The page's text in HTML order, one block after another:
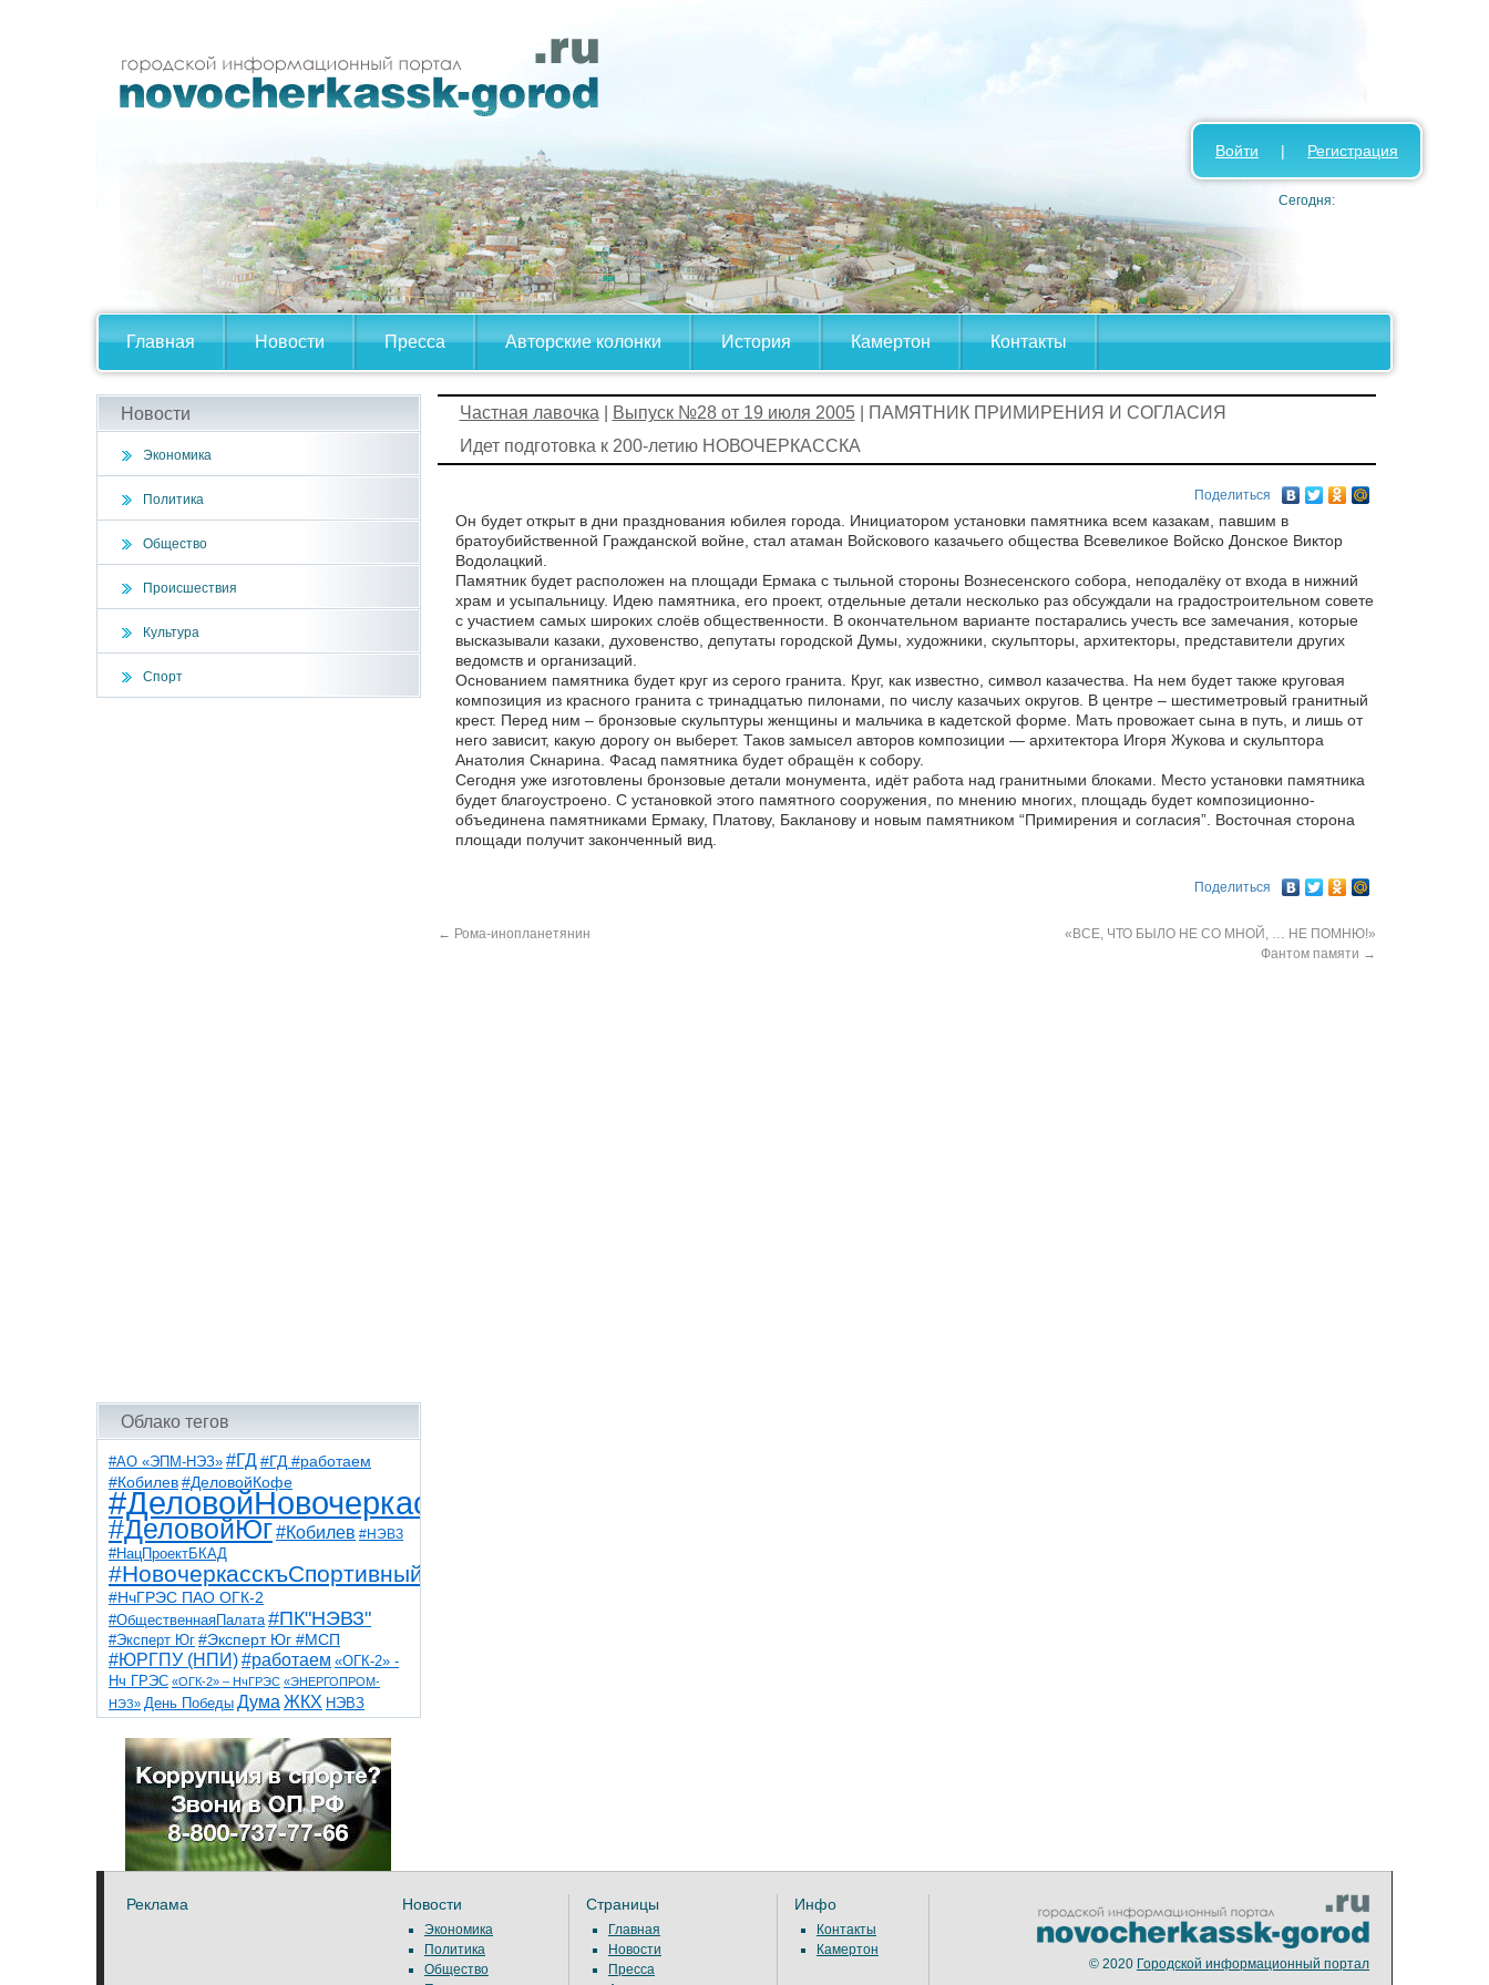
Главная Новости Пресса Авторские колонки История Камертон Контакты
Войти | Регистрация
Сегодня:
Новости
Экономика
Политика
Общество
Происшествия
Культура
Спорт
Облако тегов
#АО «ЭПМ-НЭЗ» #ГД #ГД #работаем
#Кобилев #ДеловойКофе
#ДеловойНовочеркасск
#ДеловойЮг#Кобилев #НЭВЗ
#НацПроектБКАД
#НовочеркасскъСпортивный
#НчГРЭС ПАО ОГК-2
#ОбщественнаяПалата #ПК"НЭВЗ"
#Эксперт Юг #Эксперт Юг #МСП
#ЮРГПУ (НПИ)#работаем «ОГК-2» -
Нч ГРЭС «ОГК-2» – НчГРЭС «ЭНЕРГОПРОМ-
НЭЗ» День Победы Дума ЖКХ НЭВЗ
НчГРЭС ТНТ
благоустройствоветераны выборы
детидороги казаки коррупция космос
общественная палата парк пожар роща
спорт театр транспорт художники
Частная лавочка Выпуск №28 от 19 июля 2005| ПАМЯТНИК ПРИМИРЕНИЯ И СОГЛАСИЯ
Идет подготовка к 200-летию НОВОЧЕРКАССКА
Поделиться
Он будет открыт в дни празднования юбилея города. Инициатором установки памятника всем казакам, павшим в
братоубийственной Гражданской войне, стал атаман Войскового казачьего общества Всевеликое Войско Донское Виктор
Водолацкий.
Памятник будет расположен на площади Ермака с тыльной стороны Вознесенского собора, неподалёку от входа в нижний
храм и усыпальницу. Идею памятника, его проект, отдельные детали несколько раз обсуждали на градостроительном совете
с участием самых широких слоёв общественности. В окончательном варианте постарались учесть все замечания, которые
высказывали казаки, духовенство, депутаты городской Думы, художники, скульпторы, архитекторы, представители других
ведомств и организаций.
Основанием памятника будет круг из серого гранита. Круг, как известно, символ казачества. На нем будет также круговая
композиция из красного гранита с тринадцатью пилонами, по числу казачьих округов. В центре – шестиметровый гранитный
крест. Перед ним – бронзовые скульптуры женщины и мальчика в кадетской форме. Мать провожает сына в путь, и лишь от
него зависит, какую дорогу он выберет. Таков замысел авторов композиции — архитектора Игоря Жукова и скульптора
Анатолия Скнарина. Фасад памятника будет обращён к собору.
Сегодня уже изготовлены бронзовые детали монумента, идёт работа над гранитными блоками. Место установки памятника
будет благоустроено. С установкой этого памятного сооружения, по мнению многих, площадь будет композиционно-
объединена памятниками Ермаку, Платову, Бакланову и новым памятником “Примирения и согласия”. Восточная сторона
площади получит законченный вид.
Поделиться
← Рома-инопланетянин
«ВСЕ, ЧТО БЫЛО НЕ СО МНОЙ, … НЕ ПОМНЮ!»
Фантом памяти →
Реклама Новости
Экономика
Политика
Общество
Страницы
Главная
Новости
Пресса
Инфо
Контакты
Камертон
© 2020 Городской информационный портал